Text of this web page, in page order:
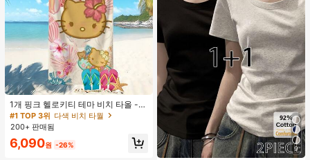
1개 핑크 헬로키티 테마 비치 타올 -
해변, 수영, 야외 캠핑 및 여행을 위해
디자인된 필수 카툰 테마 아이템. 이
오버사이즈 비치 타올은 흡수력이 뛰
어나고 빠르게 건조되어 여행, 수영장
놀이 또는 가정 목욕에 이상적인 선택
#1 TOP 3위 다색 비치 타월
거의 매진!
#1 TOP 3위 다색 비치 타월
거의 매진!
#1 TOP 3위 다색 비치 타월
거의 매진!
#1 TOP 3위
다색 비치 타월
거의 매진!
200+ 판매됨
6,090원 -26% 9
#2 TOP 3위
에서 오래 지속되는 여성 상의, 블라우스 & 티